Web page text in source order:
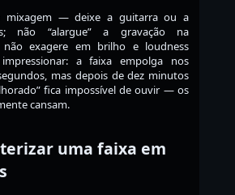
mixagem — deixe a guitarra ou a
não “alargue” a gravação na
não exagere em brilho e loudness
a faixa empolga nos
mas depois de dez minutos
fica impossível de ouvir — os
cansam.
uma faixa em